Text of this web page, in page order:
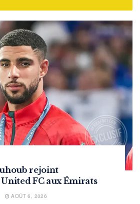
rejoint
FC aux Émirats
AOÛT 6, 2026